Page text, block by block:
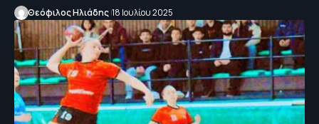
Θεόφιλος Ηλιάδης 18 Ιουλίου 2025